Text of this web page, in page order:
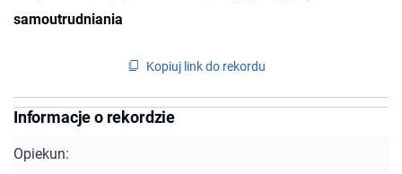
samoutrudniania
Kopiuj link do rekordu
Informacje o rekordzie
Opiekun: